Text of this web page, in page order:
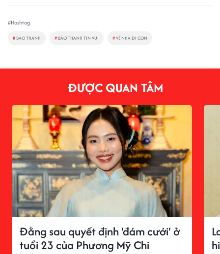
#Hashtag
# BẢO THANH # BẢO THANH TIN VUI #VỀ NHÀ ĐI CON
ĐƯỢC QUAN TÂM
Đằng sau quyết định 'đám cưới' ở
tuổi 23 của Phương Mỹ Chi